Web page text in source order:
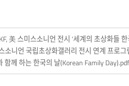
美 스미스소니언 전시 ‘세계의 초상화들
소니언 국립초상화갤러리 전시 연계 프로그
함께 하는 한국의 날(Korean Family Day).pdf